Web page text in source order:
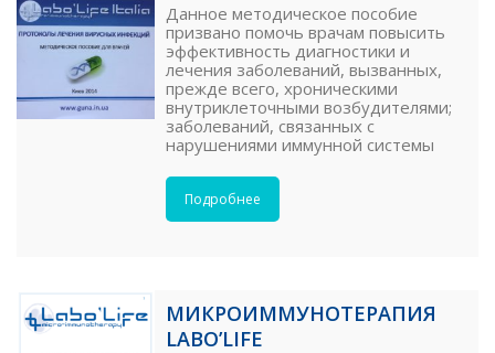
Данное методическое пособие
призвано помочь врачам повысить
эффективность диагностики и
лечения заболеваний, вызванных,
прежде всего, хроническими
внутриклеточными возбудителями;
заболеваний, связанных с
нарушениями иммунной системы
Подробнее
МИКРОИММУНОТЕРАПИЯ
LABO’LIFE